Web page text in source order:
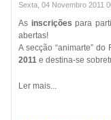
Sexta, 04 Novembro 2011
As inscrições para
abertas!
A secção “animarte”
2011 e destina-se
Ler mais...